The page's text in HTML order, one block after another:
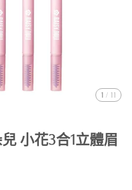
1 / 11
小花3合1立體眉